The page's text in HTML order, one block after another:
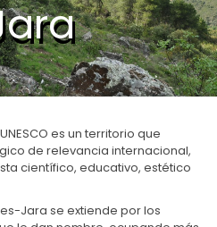
es un territorio que
de relevancia internacional,
científico, educativo, estético
Jara se extiende por los